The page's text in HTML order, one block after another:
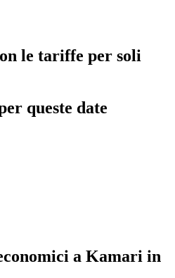
le tariffe per soli
queste date
a Kamari in